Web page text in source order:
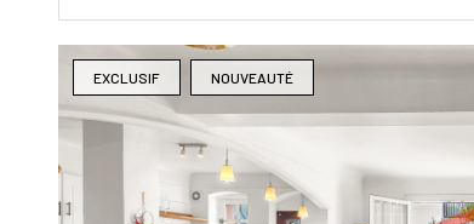
EXCLUSIF NOUVEAUTÉ